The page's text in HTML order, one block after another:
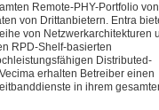
Remote-PHY-Portfolio von
von Drittanbietern. Entra
von Netzwerkarchitekturen
RPD-Shelf-basierten
Distributed-
erhalten Betreiber einen
in ihrem